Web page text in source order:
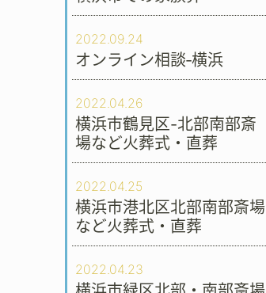
2022.09.24
オンライン相談‐横浜
2022.04.26
横浜市鶴見区-北部南部斎
場など火葬式・直葬
2022.04.25
横浜市港北区北部南部斎場
など火葬式・直葬
2022.04.23